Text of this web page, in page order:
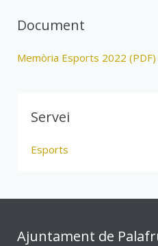
Document
Memòria Esports 2022 (PDF)
Servei
Esports
Ajuntament de